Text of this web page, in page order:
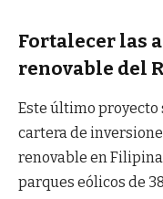
Fortalecer las
renovable del
Este último proyecto
cartera de
renovable en
parques eólicos de